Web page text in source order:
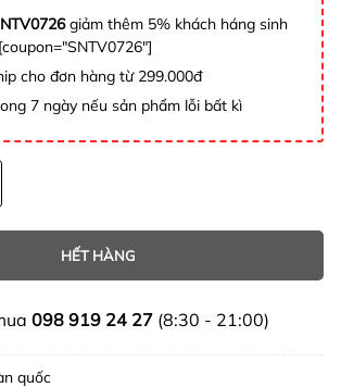
giảm thêm 5% khách háng sinh
cho đơn hàng từ 299.000đ
7 ngày nếu sản phẩm lỗi bất kì
HẾT HÀNG
098 919 24 27(8:30 - 21:00)
quốc